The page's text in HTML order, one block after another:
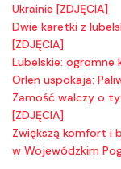
Ukrainie [ZDJĘCIA]
Dwie karetki z
[ZDJĘCIA]
Lubelskie: ogromne
Orlen uspokaja:
Zamość walczy o
[ZDJĘCIA]
Zwiększą komfort i
w Wojewódzkim